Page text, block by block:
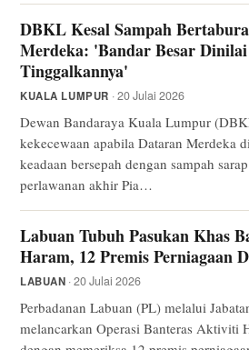
DBKL Kesal Sampah
Merdeka: 'Bandar Besar
Tinggalkannya'
KUALA LUMPUR · 20 Julai 2026
Dewan Bandaraya Kuala Lumpur
kekecewaan apabila Dataran Merdeka
keadaan bersepah dengan sampah
perlawanan akhir Pia…
Labuan Tubuh Pasukan Khas
Haram, 12 Premis Perniagaan
LABUAN · 20 Julai 2026
Perbadanan Labuan (PL) melalui
melancarkan Operasi Banteras Aktiviti